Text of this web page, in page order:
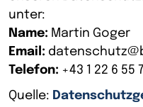
unter:
Name: Martin Goger
Email:
Telefon: +43 1 22 6 55
Quelle: